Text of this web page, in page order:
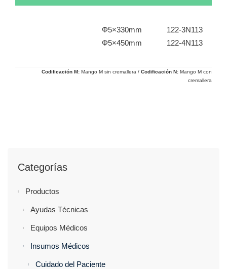
Categorías
Productos
Ayudas Técnicas
Equipos Médicos
Insumos Médicos
Cuidado del Paciente
Φ5×330mm
Φ5×450mm
122-3N113
122-4N113
Codificación M: Mango M sin cremallera / Codificación N: Mango M con
cremallera